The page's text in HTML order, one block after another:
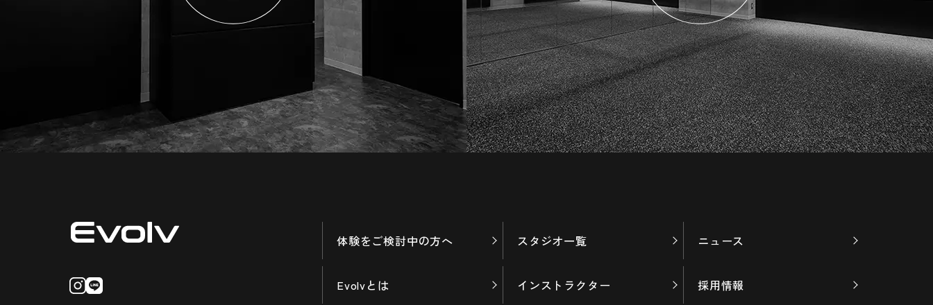
体験をご検討中の方へ
Evolvとは
スタジオ一覧
インストラクター
ニュース
採用情報